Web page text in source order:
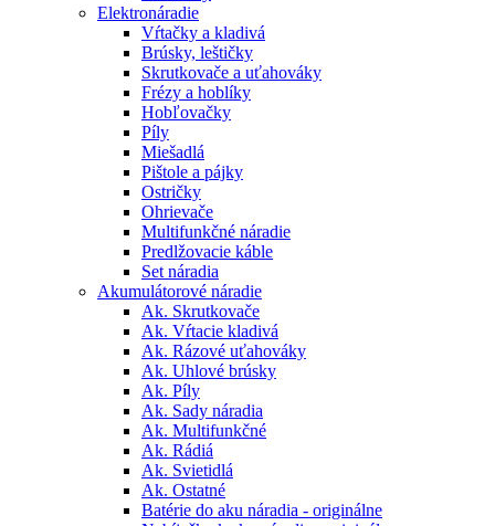
Elektronáradie
Vŕtačky a kladivá
Brúsky, leštičky
Skrutkovače a uťahováky
Frézy a hoblíky
Hobľovačky
Píly
Miešadlá
Pištole a pájky
Ostričky
Ohrievače
Multifunkčné náradie
Predlžovacie káble
Set náradia
Akumulátorové náradie
Ak. Skrutkovače
Ak. Vŕtacie kladivá
Ak. Rázové uťahováky
Ak. Uhlové brúsky
Ak. Píly
Ak. Sady náradia
Ak. Multifunkčné
Ak. Rádiá
Ak. Svietidlá
Ak. Ostatné
Batérie do aku náradia - originálne